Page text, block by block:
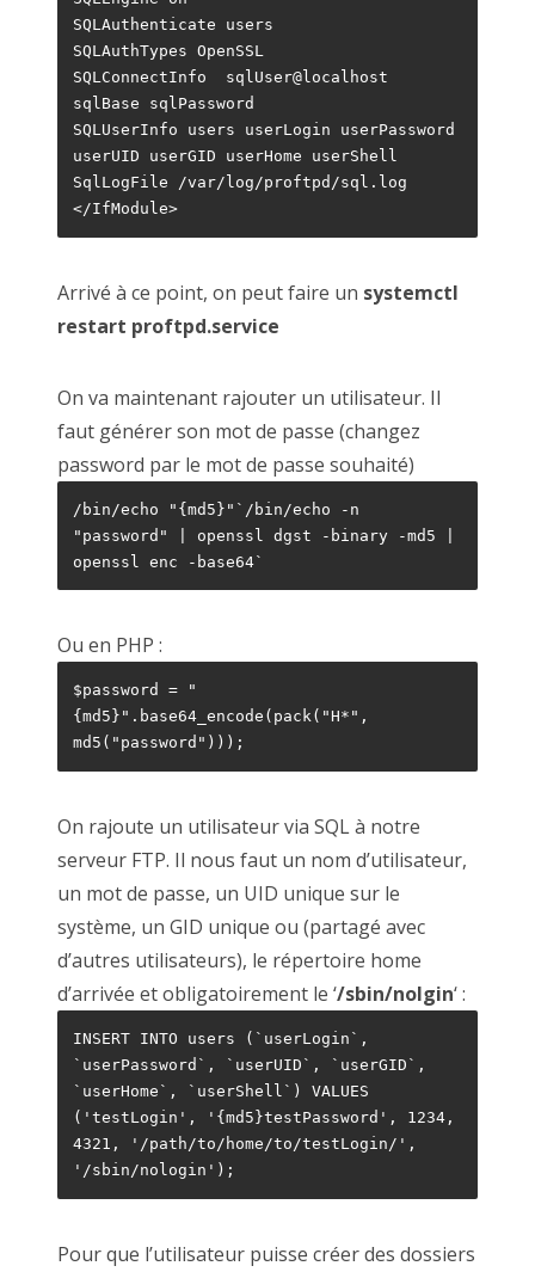
SQLAuthenticate users
SQLAuthTypes OpenSSL
SQLConnectInfo  sqlUser@localhost
sqlBase sqlPassword
SQLUserInfo users userLogin userPassword
userUID userGID userHome userShell
SqlLogFile /var/log/proftpd/sql.log
</IfModule>
Arrivé à ce point, on peut faire un systemctl
restart proftpd.service
On va maintenant rajouter un utilisateur. Il
faut générer son mot de passe (changez
password par le mot de passe souhaité)
/bin/echo "{md5}"`/bin/echo -n
"password" | openssl dgst -binary -md5 |
openssl enc -base64`
Ou en PHP :
$password = "
{md5}".base64_encode(pack("H*",
md5("password")));
On rajoute un utilisateur via SQL à notre
serveur FTP. Il nous faut un nom d’utilisateur,
un mot de passe, un UID unique sur le
système, un GID unique ou (partagé avec
d’autres utilisateurs), le répertoire home
d’arrivée et obligatoirement le ‘/sbin/nolgin‘ :
INSERT INTO users (`userLogin`,
`userPassword`, `userUID`, `userGID`,
`userHome`, `userShell`) VALUES
('testLogin', '{md5}testPassword', 1234,
4321, '/path/to/home/to/testLogin/',
'/sbin/nologin');
Pour que l’utilisateur puisse créer des dossiers